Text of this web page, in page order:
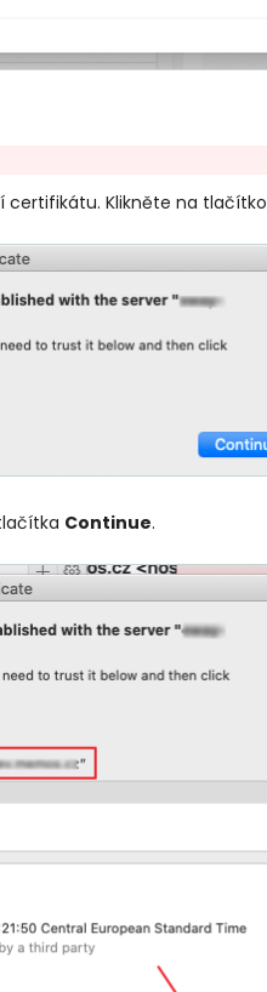
certifikátu. Klikněte na tlačítko
Continue.